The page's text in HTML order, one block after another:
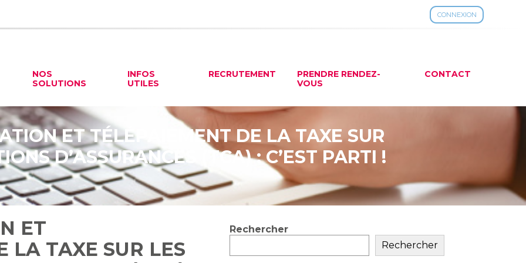
CONNEXION
NOS
SOLUTIONS
INFOS
UTILES
RECRUTEMENT
PRENDRE RENDEZ-
VOUS
CONTACT
ET TÉLÉPAIEMENT DE LA TAXE SUR
D’ASSURANCES (TCA) : C’EST PARTI !
ET
LA TAXE SUR LES
Blog
Rechercher
Rechercher